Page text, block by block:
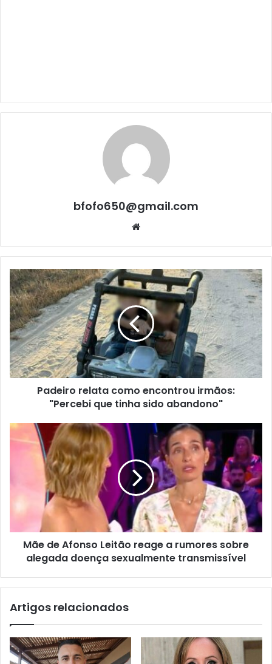
bfofo650@gmail.com
Website
Padeiro relata como encontrou irmãos:
"Percebi que tinha sido abandono"
Mãe de Afonso Leitão reage a rumores sobre
alegada doença sexualmente transmissível
Artigos relacionados